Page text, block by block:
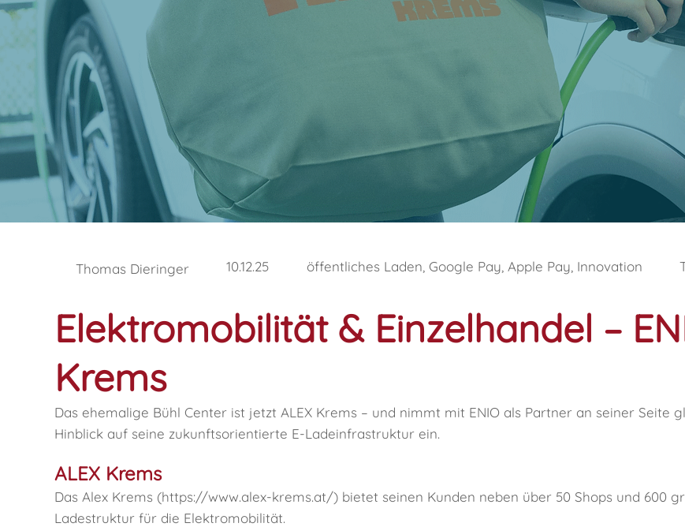
Thomas Dieringer 10.12.25 öffentliches Laden, Google Pay, Apple Pay, Innovation
Elektromobilität & Einzelhandel –
Krems
Das ehemalige Bühl Center ist jetzt ALEX Krems – und nimmt mit ENIO als Partner an seiner Seite
Hinblick auf seine zukunftsorientierte E-Ladeinfrastruktur ein.
ALEX Krems
Das Alex Krems (https://www.alex-krems.at/) bietet seinen Kunden neben über 50 Shops und 600
Ladestruktur für die Elektromobilität.